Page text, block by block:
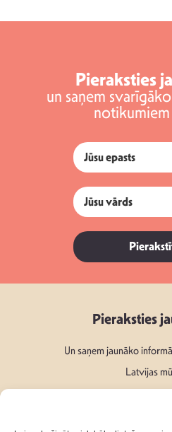
Pieraksties
un saņem
Pieraksties
Un saņem jaunāko
Latvijas